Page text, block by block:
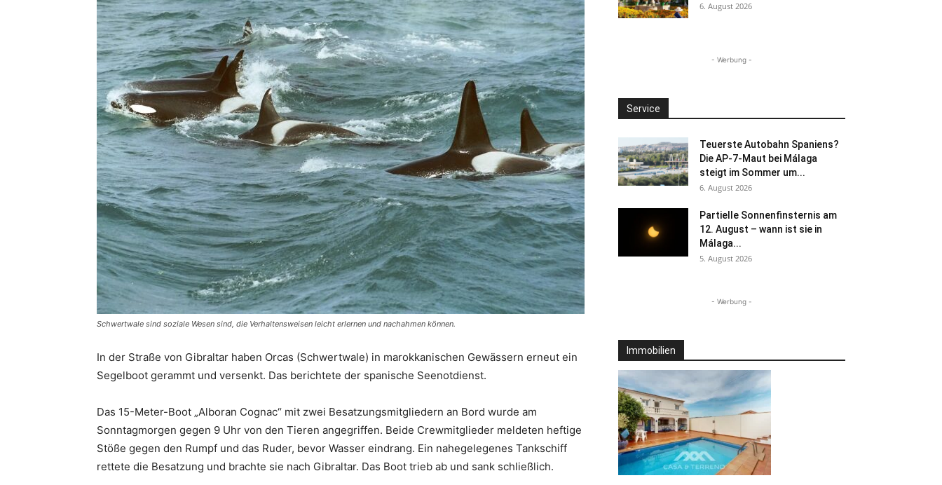
Schwertwale sind soziale Wesen sind, die Verhaltensweisen leicht erlernen und nachahmen können.
In der Straße von Gibraltar haben Orcas (Schwertwale) in marokkanischen Gewässern erneut ein
Segelboot gerammt und versenkt. Das berichtete der spanische Seenotdienst.
Das 15-Meter-Boot „Alboran Cognac“ mit zwei Besatzungsmitgliedern an Bord wurde am
Sonntagmorgen gegen 9 Uhr von den Tieren angegriffen. Beide Crewmitglieder meldeten heftige
Stöße gegen den Rumpf und das Ruder, bevor Wasser eindrang. Ein nahegelegenes Tankschiff
rettete die Besatzung und brachte sie nach Gibraltar. Das Boot trieb ab und sank schließlich.
6. August 2026
- Werbung -
Service
Teuerste Autobahn Spaniens?
Die AP-7-Maut bei Málaga
steigt im Sommer um...
6. August 2026
Partielle Sonnenfinsternis am
12. August – wann ist sie in
Málaga...
5. August 2026
- Werbung -
Immobilien